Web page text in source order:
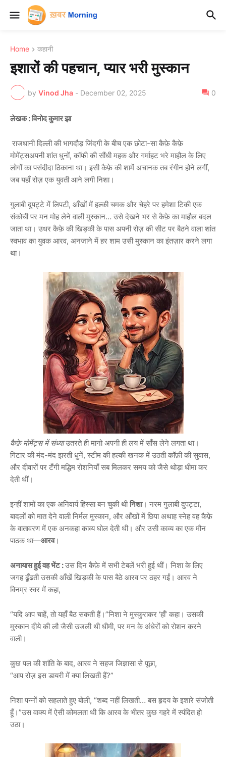
Home कहानी
इशारों की पहचान, प्यार भरी मुस्कान
by Vinod Jha - December 02, 2025 0
लेखक : विनोद कुमार झा
राजधानी दिल्ली की भागदौड़ जिंदगी के बीच एक छोटा-सा कैफ़े कैफ़े
मोमेंट्सअपनी शांत धुनों, कॉफी की सौंधी महक और गर्माहट भरे माहौल के लिए
लोगों का पसंदीदा ठिकाना था। इसी कैफ़े की शामें अचानक तब रंगीन होने लगीं,
जब यहाँ रोज़ एक युवती आने लगी निशा।
गुलाबी दुपट्टे में लिपटी, आँखों में हल्की चमक और चेहरे पर हमेशा टिकी एक
संकोची पर मन मोह लेने वाली मुस्कान… उसे देखने भर से कैफ़े का माहौल बदल
जाता था। उधर कैफ़े की खिड़की के पास अपनी रोज़ की सीट पर बैठने वाला शांत
स्वभाव का युवक आरव, अनजाने में हर शाम उसी मुस्कान का इंतज़ार करने लगा
था।
कैफ़े मोमेंट्स में संध्याउतरते ही मानो अपनी ही लय में साँस लेने लगता था।
गिटार की मंद-मंद झरती धुनें, स्टीम की हल्की खनक में उठती कॉफ़ी की सुवास,
और दीवारों पर टँगी मद्धिम रोशनियाँ सब मिलकर समय को जैसे थोड़ा धीमा कर
देती थीं।
इन्हीं शामों का एक अनिवार्य हिस्सा बन चुकी थीनिशा। नरम गुलाबी दुपट्टा,
बादलों को मात देने वाली निर्मल मुस्कान, और आँखों में छिपा अथाह स्नेह वह कैफ़े
के वातावरण में एक अनकहा काव्य घोल देती थी। और उसी काव्य का एक मौन
पाठक था—आरव।
अनायास हुई वह भेंट :उस दिन कैफ़े में सभी टेबलें भरी हुई थीं। निशा के लिए
जगह ढूँढती उसकी आँखें खिड़की के पास बैठे आरव पर ठहर गईं। आरव ने
विनम्र स्वर में कहा,
“यदि आप चाहें, तो यहाँ बैठ सकती हैं।”निशा ने मुस्कुराकर ‘हाँ’ कहा। उसकी
मुस्कान दीये की लौ जैसी उजली थी धीमी, पर मन के अंधेरों को रोशन करने
वाली।
कुछ पल की शांति के बाद, आरव ने सहज जिज्ञासा से पूछा,
“आप रोज़ इस डायरी में क्या लिखती हैं?”
निशा पन्नों को सहलाते हुए बोली, “शब्द नहीं लिखती… बस हृदय के इशारे संजोती
हूँ।”उस वाक्य में ऐसी कोमलता थी कि आरव के भीतर कुछ गहरे में स्पंदित हो
उठा।